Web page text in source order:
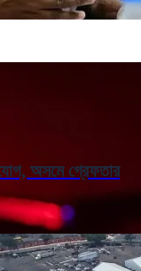
অসমে গ্রেফতার